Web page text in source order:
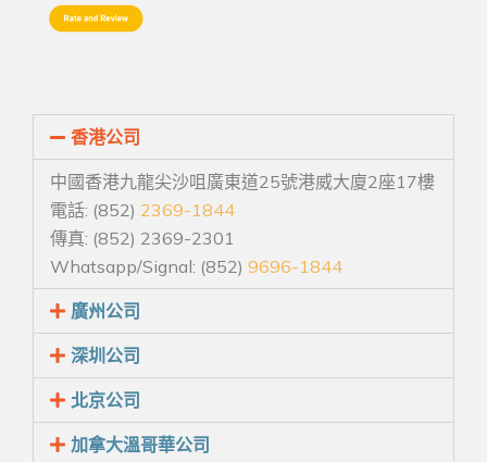
香港公司
中國香港九龍尖沙咀廣東道25號港威大廈2座17樓
電話: (852) 2369-1844
傳真: (852) 2369-2301
Whatsapp/Signal: (852) 9696-1844
廣州公司
深圳公司
北京公司
加拿大溫哥華公司